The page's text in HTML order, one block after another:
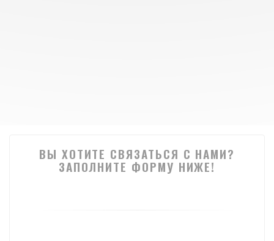
ВЫ ХОТИТЕ СВЯЗАТЬСЯ С НАМИ?
ЗАПОЛНИТЕ ФОРМУ НИЖЕ!